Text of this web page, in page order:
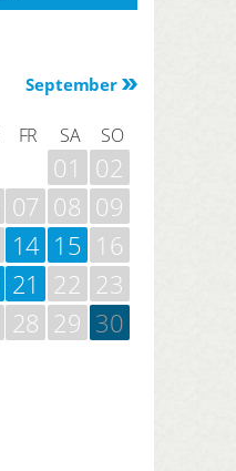
September
FR SA SO
01
02
07 08 09
14 15 16
21 22 23
28 29 30